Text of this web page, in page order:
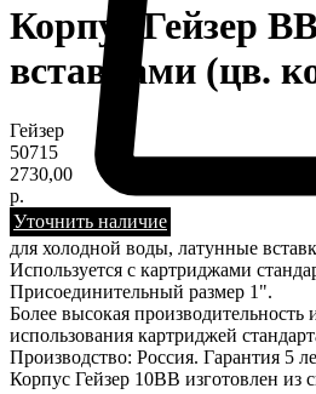
Корпус Гейзер
вставками (цв.
Гейзер
50715
2730,00
р.
Уточнить наличие
для холодной воды, латунные
Используется с картриджами
Присоединительный размер 1".
Более высокая производительность
использования картриджей
Производство: Россия. Гарантия 5
Корпус Гейзер 10BB изготовлен из